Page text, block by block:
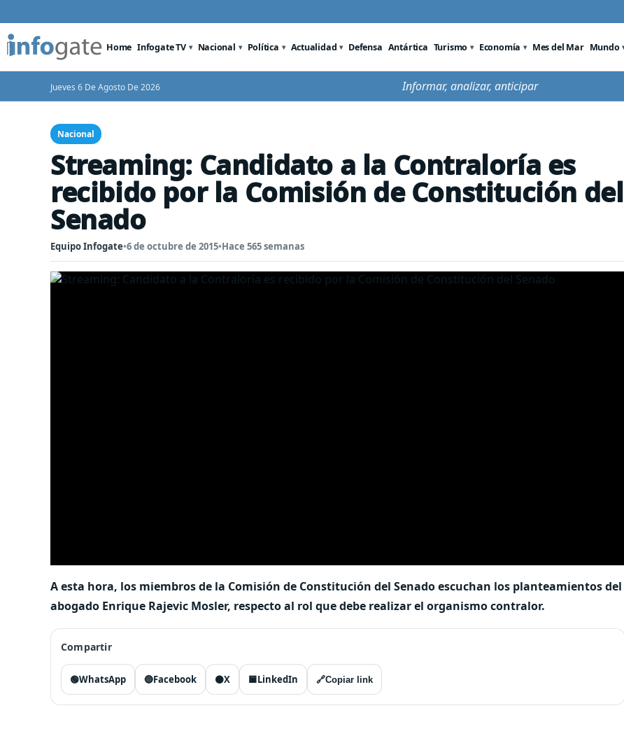
Home Infogate TV Nacional Política Actualidad Defensa Antártica Turismo Economía Mes del Mar Mundo
Jueves 6 De Agosto De 2026 Informar, analizar, anticipar
Nacional
Streaming: Candidato a la Contraloría es
recibido por la Comisión de Constitución del
Senado
Equipo Infogate•6 de octubre de 2015•Hace 565 semanas
A esta hora, los miembros de la Comisión de Constitución del Senado escuchan los planteamientos del
abogado Enrique Rajevic Mosler, respecto al rol que debe realizar el organismo contralor.
Compartir
🟢WhatsApp 🔵Facebook ⚫X 🟦LinkedIn 🔗Copiar link